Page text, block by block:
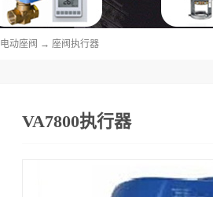
电动座阀 → 座阀执行器
VA7800执行器